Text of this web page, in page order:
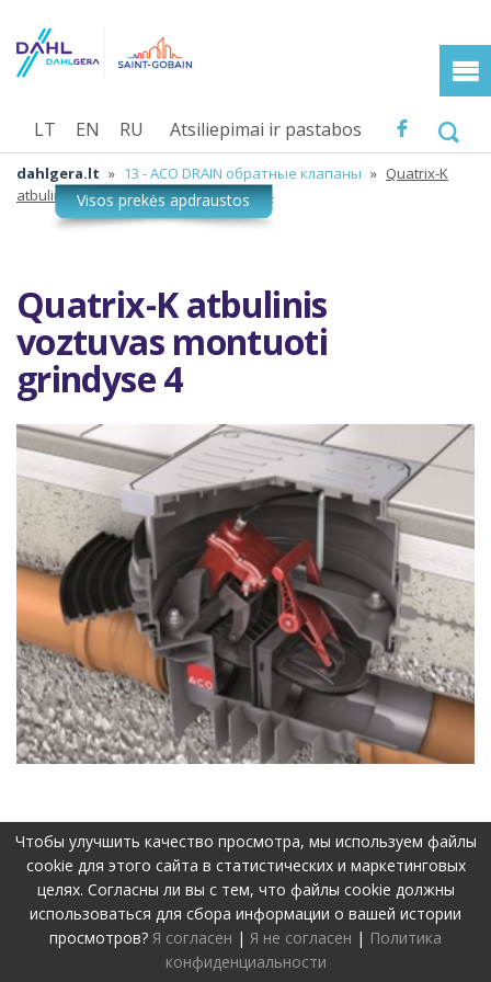
Atsiliepimai ir pastabos
LT EN RU
dahlgera.lt » 13 - ACO DRAIN обратные клапаны » Quatrix-K
atbulinis voztuvas montuoti grindyse 4
Quatrix-K atbulinis
voztuvas montuoti
grindyse 4
©2019-2026 Visos teisės apsaugotos.
Svetainę sukūrė:www.pepa.lt
Чтобы улучшить качество просмотра, мы используем файлы
cookie для этого сайта в статистических и маркетинговых
целях. Согласны ли вы с тем, что файлы cookie должны
использоваться для сбора информации о вашей истории
просмотров? Я согласен | Я не согласен | Политика
конфиденциальности